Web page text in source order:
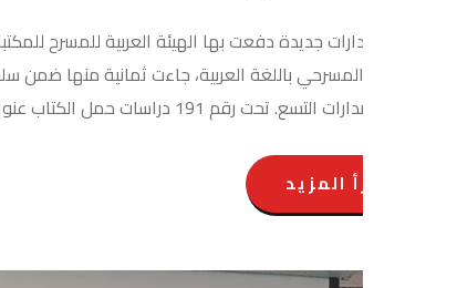
جديدة دفعت بها الهيئة العربية للمسرح للمكتبة
باللغة العربية، جاءت ثمانية منها ضمن سلسلة
حمل الكتاب عنوان (المسرح العماني في مواجهة الإرهاب، قراءة في تراجيديا الواقع […]